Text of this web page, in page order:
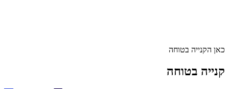
כאן הקנייה בטוחה
קנייה בטוחה